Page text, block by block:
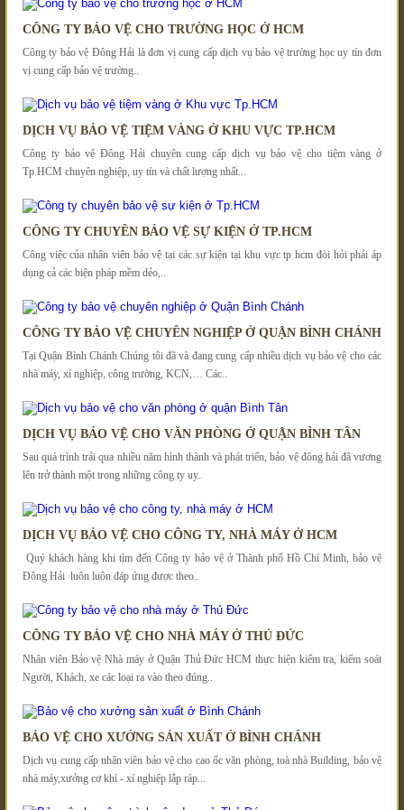
CÔNG TY BẢO VỆ CHO TRƯỜNG HỌC Ở HCM
Công ty bảo vệ Đông Hải là đơn vị cung cấp dịch vụ bảo vệ trường học uy tín đơn
vị cung cấp bảo vệ trường..
DỊCH VỤ BẢO VỆ TIỆM VÀNG Ở KHU VỰC TP.HCM
Công ty bảo vệ Đông Hải chuyên cung cấp dịch vụ bảo vệ cho tiệm vàng ở
Tp.HCM chuyên nghiệp, uy tín và chất lượng nhất...
CÔNG TY CHUYÊN BẢO VỆ SỰ KIỆN Ở TP.HCM
Công việc của nhân viên bảo vệ tại các sự kiện tại khu vực tp hcm đòi hỏi phải áp
dụng cả các biện pháp mềm dẻo,..
CÔNG TY BẢO VỆ CHUYÊN NGHIỆP Ở QUẬN BÌNH CHÁNH
Tại Quận Bình Chánh Chúng tôi đã và đang cung cấp nhiều dịch vụ bảo vệ cho các
nhà máy, xí nghiệp, công trường, KCN,… Các..
DỊCH VỤ BẢO VỆ CHO VĂN PHÒNG Ở QUẬN BÌNH TÂN
Sau quá trình trải qua nhiều năm hình thành và phát triển, bảo vệ đông hải đã vương
lên trở thành một trong những công ty uy..
DỊCH VỤ BẢO VỆ CHO CÔNG TY, NHÀ MÁY Ở HCM
Quý khách hàng khi tìm đến Công ty bảo vệ ở Thành phố Hồ Chí Minh, bảo vệ
Đông Hải luôn luôn đáp ứng được theo..
CÔNG TY BẢO VỆ CHO NHÀ MÁY Ở THỦ ĐỨC
Nhân viên Bảo vệ Nhà máy ở Quận Thủ Đức HCM thực hiện kiểm tra, kiểm soát
Người, Khách, xe các loại ra vào theo đúng..
BẢO VỆ CHO XƯỞNG SẢN XUẤT Ở BÌNH CHÁNH
Dịch vụ cung cấp nhân viên bảo vệ cho cao ốc văn phòng, toà nhà Building, bảo vệ
nhà máy,xưởng cơ khí - xí nghiệp lắp ráp...